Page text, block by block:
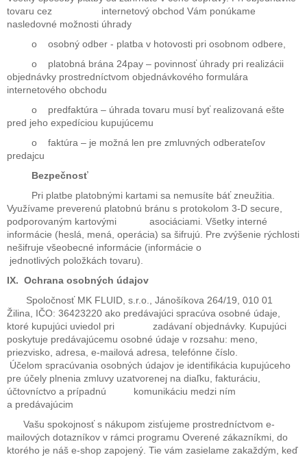
tovaru cez internetový obchod Vám ponúkame
nasledovné možnosti úhrady
o osobný odber - platba v hotovosti pri osobnom odbere,
o platobná brána 24pay – povinnosť úhrady pri realizácii
objednávky prostredníctvom objednávkového formulára
internetového obchodu
o predfaktúra – úhrada tovaru musí byť realizovaná ešte
pred jeho expedíciou kupujúcemu
o faktúra – je možná len pre zmluvných odberateľov
predajcu
Bezpečnosť
Pri platbe platobnými kartami sa nemusíte báť zneužitia.
Využívame preverenú platobnú bránu s protokolom 3-D secure,
podporovaným kartovými asociáciami. Všetky interné
informácie (heslá, mená, operácia) sa šifrujú. Pre zvýšenie rýchlosti
nešifruje všeobecné informácie (informácie o
jednotlivých položkách tovaru).
IX. Ochrana osobných údajov
Spoločnosť MK FLUID, s.r.o., Jánošíkova 264/19, 010 01
Žilina, IČO: 36423220 ako predávajúci spracúva osobné údaje,
ktoré kupujúci uviedol pri zadávaní objednávky. Kupujúci
poskytuje predávajúcemu osobné údaje v rozsahu: meno,
priezvisko, adresa, e-mailová adresa, telefónne číslo.
Účelom spracúvania osobných údajov je identifikácia kupujúceho
pre účely plnenia zmluvy uzatvorenej na diaľku, fakturáciu,
účtovníctvo a prípadnú komunikáciu medzi ním
a predávajúcim
Vašu spokojnosť s nákupom zisťujeme prostredníctvom e-
mailových dotazníkov v rámci programu Overené zákazníkmi, do
ktorého je náš e-shop zapojený. Tie vám zasielame zakaždým, keď